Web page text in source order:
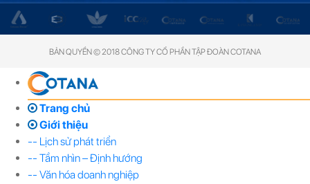
BẢN QUYỀN © 2018 CÔNG TY CỔ PHẦN TẬP ĐOÀN COTANA
Trang chủ
Giới thiệu
-- Lịch sử phát triển
-- Tầm nhìn – Định hướng
-- Văn hóa doanh nghiệp